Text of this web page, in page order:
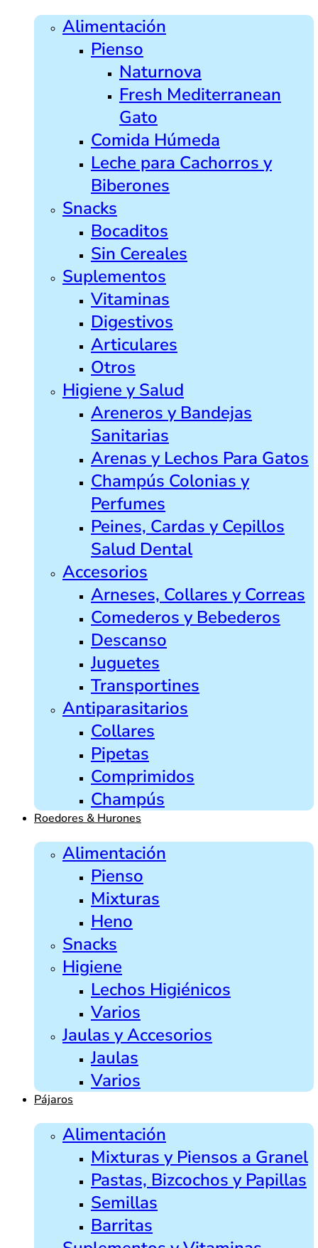
Alimentación
Pienso
Naturnova
Fresh Mediterranean
Gato
Comida Húmeda
Leche para Cachorros y
Biberones
Snacks
Bocaditos
Sin Cereales
Suplementos
Vitaminas
Digestivos
Articulares
Otros
Higiene y Salud
Areneros y Bandejas
Sanitarias
Arenas y Lechos Para Gatos
Champús Colonias y
Perfumes
Peines, Cardas y Cepillos
Salud Dental
Accesorios
Arneses, Collares y Correas
Comederos y Bebederos
Descanso
Juguetes
Transportines
Antiparasitarios
Collares
Pipetas
Comprimidos
Champús
Roedores & Hurones
Alimentación
Pienso
Mixturas
Heno
Snacks
Higiene
Lechos Higiénicos
Varios
Jaulas y Accesorios
Jaulas
Varios
Pájaros
Alimentación
Mixturas y Piensos a Granel
Pastas, Bizcochos y Papillas
Semillas
Barritas